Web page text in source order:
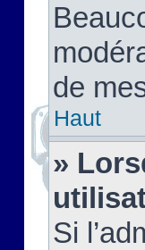
de
Haut
»
Si